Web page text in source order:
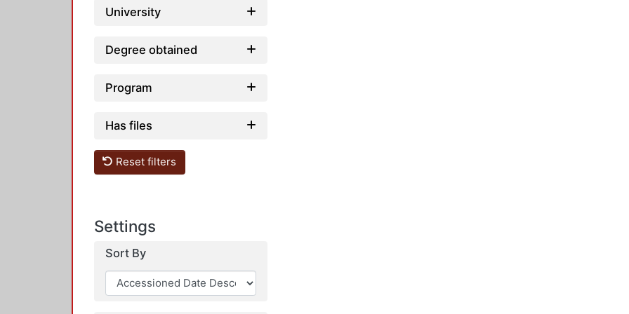
University
Degree obtained
Program
Has files
Reset filters
Settings
Sort By